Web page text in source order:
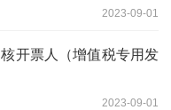
2023-09-01
开票人（增值税专用发
2023-09-01